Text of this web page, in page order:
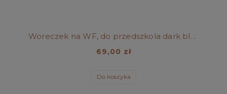
Woreczek na WF, do przedszkola dark blue
69,00 zł
Do koszyka